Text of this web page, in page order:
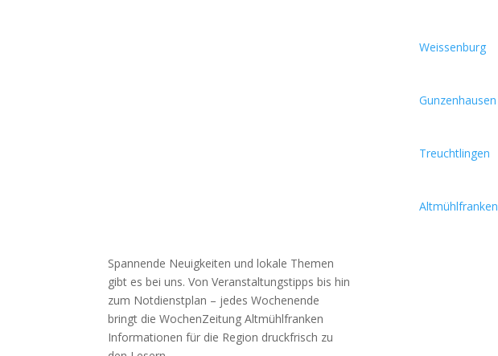
Spannende Neuigkeiten und lokale Themen
gibt es bei uns. Von Veranstaltungstipps bis hin
zum Notdienstplan – jedes Wochenende
bringt die WochenZeitung Altmühlfranken
Informationen für die Region druckfrisch zu
Weissenburg
Gunzenhausen
Treuchtlingen
Altmühlfranken